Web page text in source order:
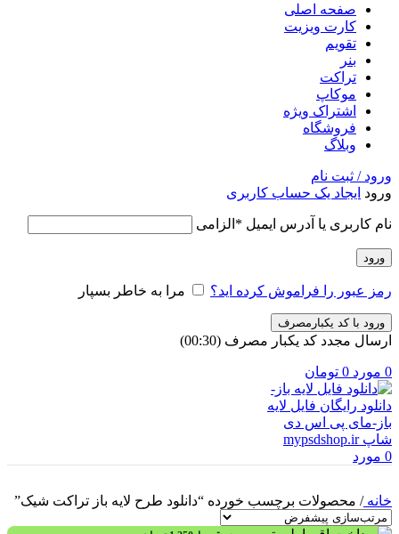
صفحه اصلی
کارت ویزیت
تقویم
بنر
تراکت
موکاپ
اشتراک ویژه
فروشگاه
وبلاگ
ورود / ثبت نام
ورود ایجاد یک حساب کاربری
نام کاربری یا آدرس ایمیل * الزامی
ورود
رمز عبور را فراموش کرده اید؟ مرا به خاطر بسپار
ورود با کد یکبارمصرف
ارسال مجدد کد یکبار مصرف (00:
30
)
0 مورد 0 تومان
0 مورد
خانه/ محصولات برچسب خورده “دانلود طرح لایه باز تراکت شیک”